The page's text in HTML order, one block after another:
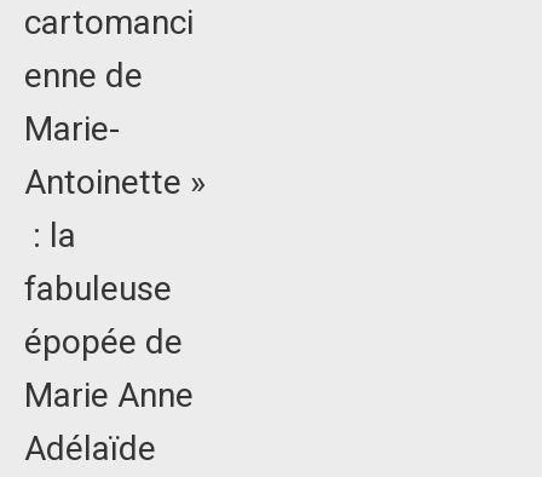
cartomanci
enne de
Marie-
Antoinette »
: la
fabuleuse
épopée de
Marie Anne
Adélaïde